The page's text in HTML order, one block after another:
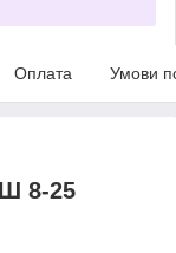
Оплата Умови
8-25